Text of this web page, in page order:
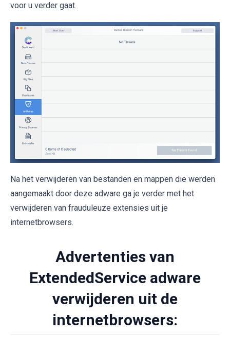
voor u verder gaat.
Na het verwijderen van bestanden en mappen die werden
aangemaakt door deze adware ga je verder met het
verwijderen van frauduleuze extensies uit je
internetbrowsers.
Advertenties van
ExtendedService adware
verwijderen uit de
internetbrowsers: